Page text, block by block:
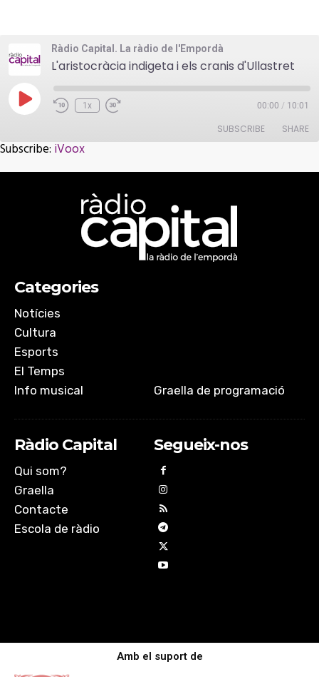
Ràdio Capital. La ràdio de l'Empordà
L'aristocràcia indigeta i els cranis d'Ullastret
Play
Episode
1x 00:00 / 10:01
SUBSCRIBE SHARE
iVoox
SHARE
EMBED
Subscribe: iVoox
Categories
Notícies
Cultura
Esports
El Temps
Info musical
Graella de programació
Ràdio Capital
Qui som?
Graella
Contacte
Escola de ràdio
Segueix-nos
Amb el suport de